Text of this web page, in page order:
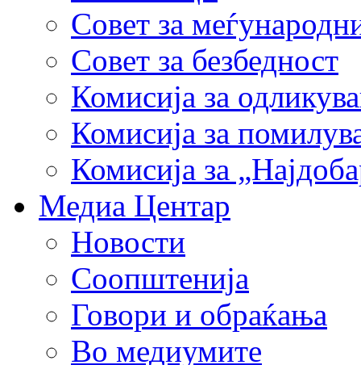
Совет за
Совет за безбедност
Комисија за
Комисија за
Комисија за
Медиа Центар
Новости
Соопштенија
Говори и обраќања
Во медиумите